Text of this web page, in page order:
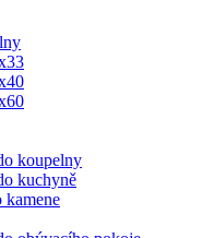
koupelny
kuchyně